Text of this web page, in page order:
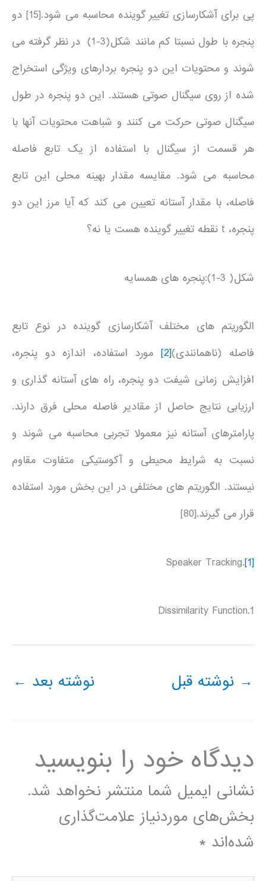
پی برای آشکارسازی تغییر گوینده محاسبه می شود.[15] دو
پنجره با طول نسبتا کم مانند شکل(3-1) در نظر گرفته می
شوند و محتویات این دو پنجره بردارهای ویژگی استخراج
شده از روی سیگنال صوتی هستند. این دو پنجره در طول
سیگنال صوتی حرکت می کنند و شباهت محتویات آنها با
هر قسمت از سیگنال با استفاده از یک تابع فاصله
محاسبه می شود. مقایسه مقدار بهینه محلی این تابع
فاصله، با مقدار آستانه تعیین می کند که آیا مرز این دو
پنجره، t نقطه تغییر گوینده هست یا نه؟
شکل( 3-1):پنجره های همسایه
الگوریتم های مختلف آشکارسازی گوینده در نوع تابع
فاصله (ناهمانندی)[2]
مورد استفاده، اندازه دو پنجره،
افزایش زمانی شیفت دو پنجره، راه های آستانه گذاری و
ارزیابی نتایج حاصل از مقادیر فاصله محلی فرق دارند.
پارامترهای آستانه نیز معمولا تجربی محاسبه می شوند و
نسبت به شرایط محیطی و آکوستیکی متفاوت مقاوم
نیستند. الگوریتم های مختلفی در این بخش مورد استفاده
قرار می گیرند.[80]
[1]
.Speaker Tracking
1.Dissimilarity Function
→ نوشته قبل نوشته بعد ←
دیدگاه‌ خود را بنویسید
نشانی ایمیل شما منتشر نخواهد شد.
بخش‌های موردنیاز علامت‌گذاری
شده‌اند *